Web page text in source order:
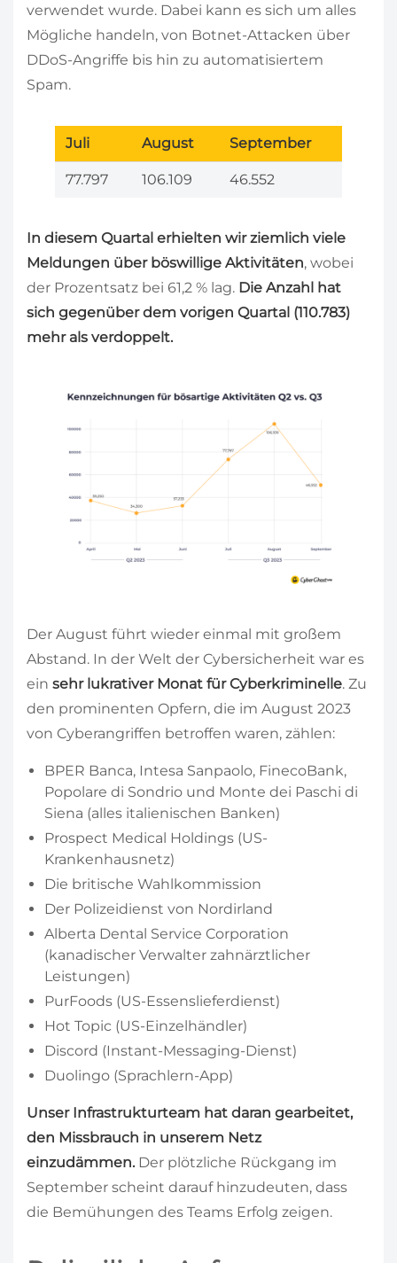
verwendet wurde. Dabei kann es sich um alles
Mögliche handeln, von Botnet-Attacken über
DDoS-Angriffe bis hin zu automatisiertem
Spam.
Juli August September
77.797 106.109 46.552
In diesem Quartal erhielten wir ziemlich viele
Meldungen über böswillige Aktivitäten, wobei
der Prozentsatz bei 61,2 % lag. Die Anzahl hat
sich gegenüber dem vorigen Quartal (110.783)
mehr als verdoppelt.
Der August führt wieder einmal mit großem
Abstand. In der Welt der Cybersicherheit war es
ein sehr lukrativer Monat für Cyberkriminelle. Zu
den prominenten Opfern, die im August 2023
von Cyberangriffen betroffen waren, zählen:
BPER Banca, Intesa Sanpaolo, FinecoBank,
Popolare di Sondrio und Monte dei Paschi di
Siena (alles italienischen Banken)
Prospect Medical Holdings (US-
Krankenhausnetz)
Die britische Wahlkommission
Der Polizeidienst von Nordirland
Alberta Dental Service Corporation
(kanadischer Verwalter zahnärztlicher
Leistungen)
PurFoods (US-Essenslieferdienst)
Hot Topic (US-Einzelhändler)
Discord (Instant-Messaging-Dienst)
Duolingo (Sprachlern-App)
Unser Infrastrukturteam hat daran gearbeitet,
den Missbrauch in unserem Netz
einzudämmen. Der plötzliche Rückgang im
September scheint darauf hinzudeuten, dass
die Bemühungen des Teams Erfolg zeigen.